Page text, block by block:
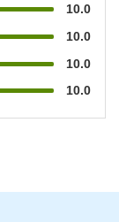
10.0
10.0
10.0
10.0